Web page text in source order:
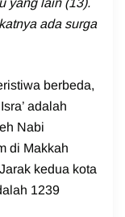
yang lain (13).
ada surga
berbeda,
adalah
Nabi
di Makkah
kedua kota
1239